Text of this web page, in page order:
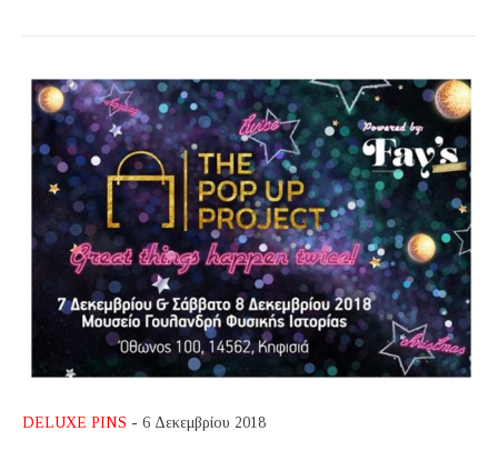
DELUXE PINS - 6 Δεκεμβρίου 2018